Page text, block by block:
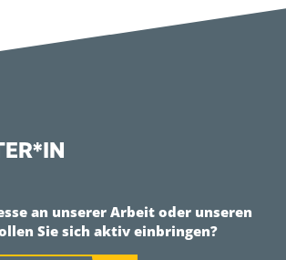
an unserer Arbeit oder unseren
Sie sich aktiv einbringen?